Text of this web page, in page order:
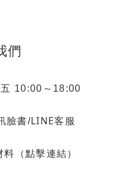
們
10:00～18:00
臉書/LINE客服
（點擊連結）